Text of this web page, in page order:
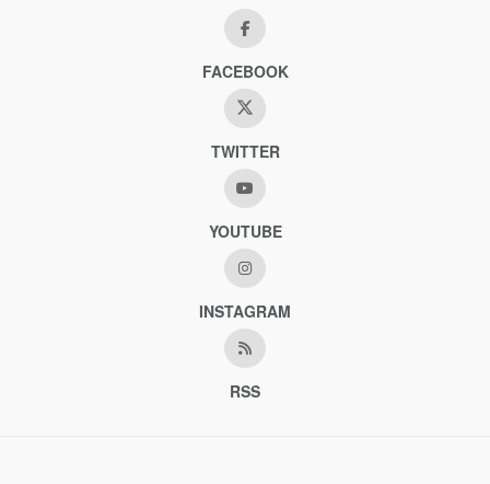
FACEBOOK
TWITTER
YOUTUBE
INSTAGRAM
RSS